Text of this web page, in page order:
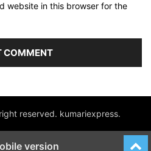
website in this browser for the
reserved. kumariexpress.
version